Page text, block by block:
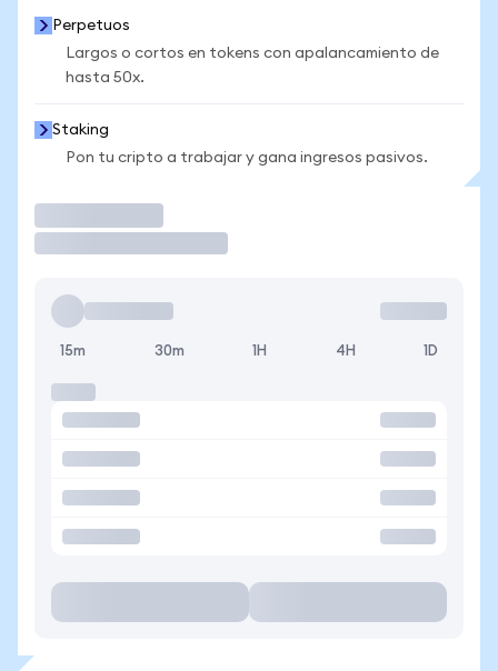
Perpetuos
Largos o cortos en tokens con apalancamiento de
hasta 50x.
Staking
Pon tu cripto a trabajar y gana ingresos pasivos.
15m 30m 1H 4H 1D